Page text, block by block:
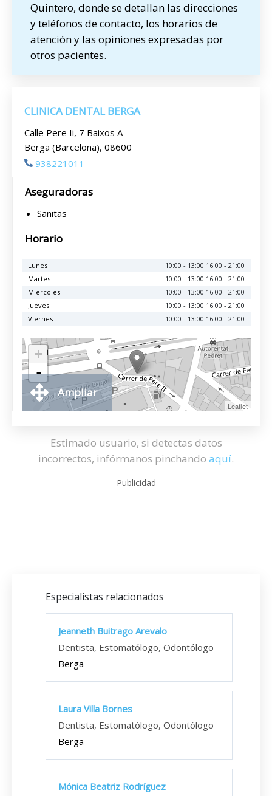
Quintero, donde se detallan las direcciones
y teléfonos de contacto, los horarios de
atención y las opiniones expresadas por
otros pacientes.
CLINICA DENTAL BERGA
Calle Pere Ii, 7 Baixos A
Berga (Barcelona), 08600
938221011
Aseguradoras
Sanitas
Horario
Lunes
10:00 - 13:00 16:00 - 21:00
Martes
10:00 - 13:00 16:00 - 21:00
Miércoles
10:00 - 13:00 16:00 - 21:00
Jueves
10:00 - 13:00 16:00 - 21:00
Viernes
10:00 - 13:00 16:00 - 21:00
+
-
Leaflet
Ampliar
Estimado usuario, si detectas datos
incorrectos, infórmanos pinchando aquí.
Publicidad
Especialistas relacionados
Jeanneth Buitrago Arevalo
Dentista, Estomatólogo, Odontólogo
Berga
Laura Villa Bornes
Dentista, Estomatólogo, Odontólogo
Berga
Mónica Beatriz Rodríguez